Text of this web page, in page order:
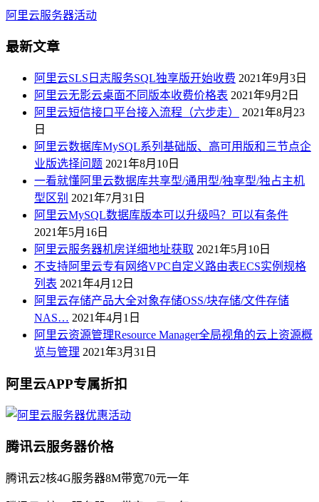
阿里云服务器活动
最新文章
阿里云SLS日志服务SQL独享版开始收费 2021年9月3日
阿里云无影云桌面不同版本收费价格表 2021年9月2日
阿里云短信接口平台接入流程（六步走）
2021年8月23
日
阿里云数据库MySQL系列基础版、高可用版和三节点企
业版选择问题 2021年8月10日
一看就懂阿里云数据库共享型/通用型/独享型/独占主机
型区别 2021年7月31日
阿里云MySQL数据库版本可以升级吗？可以有条件
2021年5月16日
阿里云服务器机房详细地址获取 2021年5月10日
不支持阿里云专有网络VPC自定义路由表ECS实例规格
列表 2021年4月12日
阿里云存储产品大全对象存储OSS/块存储/文件存储
NAS… 2021年4月1日
阿里云资源管理Resource Manager全局视角的云上资源概
览与管理 2021年3月31日
阿里云APP专属折扣
腾讯云服务器价格
腾讯云2核4G服务器8M带宽70元一年